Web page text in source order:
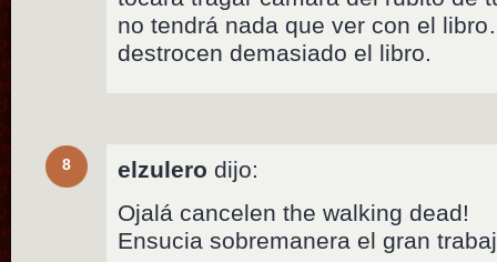
no tendrá nada que ver con el
destrocen demasiado el libro.
8 elzulero dijo:
Ojalá cancelen the walking dead!
Ensucia sobremanera el gran